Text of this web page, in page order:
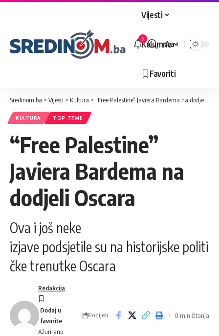
Vijesti
Kolumne
Favoriti
9
Veličina
Aa
Sredinom.ba > Vijesti > Kultura > “Free Palestine” Javiera Bardema na dodjeli Oscara
KULTURA TOP TEME
“Free Palestine”
Javiera Bardema na
dodjeli Oscara
Ova i još neke
izjave podsjetile su na historijske politi
čke trenutke Oscara
Ažurirano:
Redakcija
Podijeli 0 min čitanja